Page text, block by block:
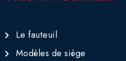
Le fauteuil
Modèles de siège